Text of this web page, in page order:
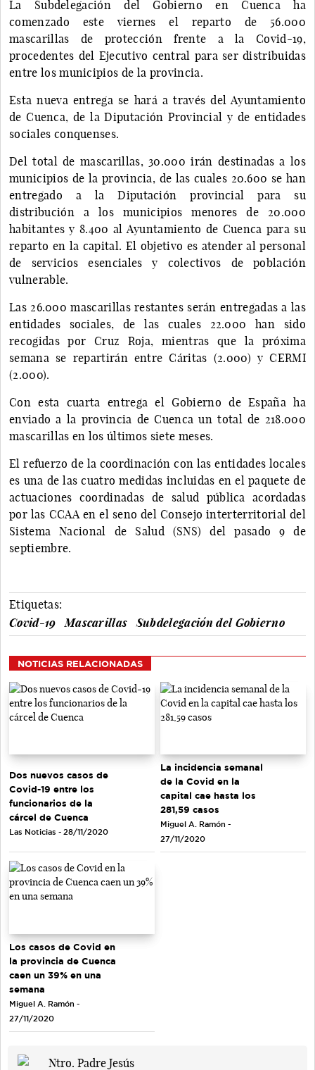
La Subdelegación del Gobierno en Cuenca ha
comenzado este viernes el reparto de 56.000
mascarillas de protección frente a la Covid-19,
procedentes del Ejecutivo central para ser distribuidas
entre los municipios de la provincia.
Esta nueva entrega se hará a través del Ayuntamiento
de Cuenca, de la Diputación Provincial y de entidades
sociales conquenses.
Del total de mascarillas, 30.000 irán destinadas a los
municipios de la provincia, de las cuales 20.600 se han
entregado a la Diputación provincial para su
distribución a los municipios menores de 20.000
habitantes y 8.400 al Ayuntamiento de Cuenca para su
reparto en la capital. El objetivo es atender al personal
de servicios esenciales y colectivos de población
vulnerable.
Las 26.000 mascarillas restantes serán entregadas a las
entidades sociales, de las cuales 22.000 han sido
recogidas por Cruz Roja, mientras que la próxima
semana se repartirán entre Cáritas (2.000) y CERMI
(2.000).
Con esta cuarta entrega el Gobierno de España ha
enviado a la provincia de Cuenca un total de 218.000
mascarillas en los últimos siete meses.
El refuerzo de la coordinación con las entidades locales
es una de las cuatro medidas incluidas en el paquete de
actuaciones coordinadas de salud pública acordadas
por las CCAA en el seno del Consejo interterritorial del
Sistema Nacional de Salud (SNS) del pasado 9 de
septiembre.
Etiquetas:
Covid-19
Mascarillas Subdelegación del Gobierno
NOTICIAS RELACIONADAS
Dos nuevos casos de
Covid-19 entre los
funcionarios de la
cárcel de Cuenca
Las Noticias - 28/11/2020
La incidencia semanal
de la Covid en la
capital cae hasta los
281,59 casos
Miguel A. Ramón -
27/11/2020
Los casos de Covid en
la provincia de Cuenca
caen un 39% en una
semana
Miguel A. Ramón -
27/11/2020